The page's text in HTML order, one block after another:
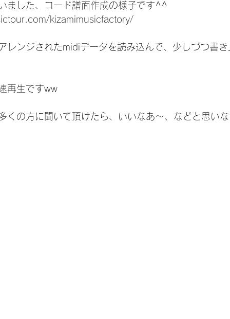
ました、コード譜面作成の様子です^^
kizamimusicfactory/
レンジされたmidiデータを読み込んで、少しづつ書き
再生ですww
くの方に聞いて頂けたら、いいなあ〜、などと思い